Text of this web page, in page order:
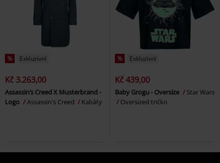
% Exkluzivní
Kč 3.263,00
Assassin’s Creed X Musterbrand -
Logo
Assassin's Creed Kabáty
% Exkluzivní
Kč 439,00
Baby Grogu - Oversize
Star Wars
Oversized tričko